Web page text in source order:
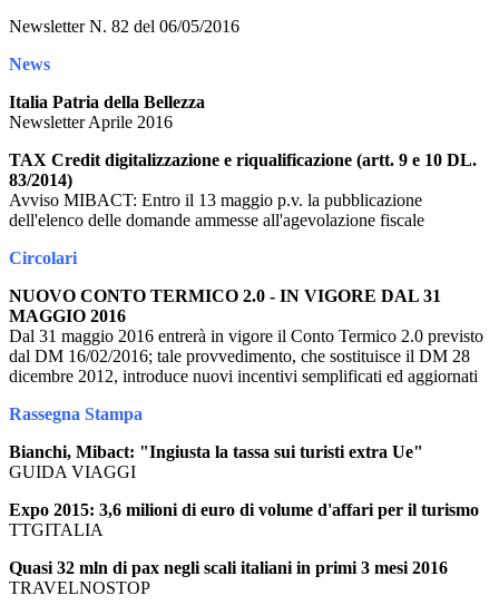
Newsletter N. 82 del 06/05/2016
News
Italia Patria della Bellezza
Newsletter Aprile 2016
TAX Credit digitalizzazione e riqualificazione (artt. 9 e 10 DL.
83/2014)
Avviso MIBACT: Entro il 13 maggio p.v. la pubblicazione
dell'elenco delle domande ammesse all'agevolazione fiscale
Circolari
NUOVO CONTO TERMICO 2.0 - IN VIGORE DAL 31
MAGGIO 2016
Dal 31 maggio 2016 entrerà in vigore il Conto Termico 2.0 previsto
dal DM 16/02/2016; tale provvedimento, che sostituisce il DM 28
dicembre 2012, introduce nuovi incentivi semplificati ed aggiornati
Rassegna Stampa
Bianchi, Mibact: "Ingiusta la tassa sui turisti extra Ue"
GUIDA VIAGGI
Expo 2015: 3,6 milioni di euro di volume d'affari per il turismo
TTGITALIA
Quasi 32 mln di pax negli scali italiani in primi 3 mesi 2016
TRAVELNOSTOP